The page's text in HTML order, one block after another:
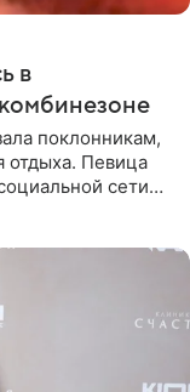
в
поклонникам,
отдыха. Певица
сети